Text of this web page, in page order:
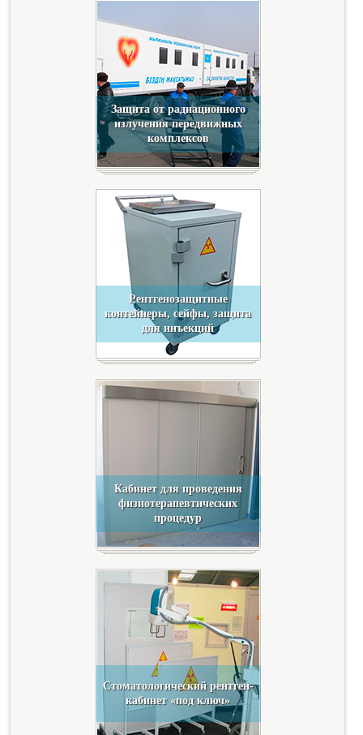
Защита от радиационного
излучения передвижных
комплексов
Рентгенозащитные
контейнеры, сейфы, защита
для инъекций
Кабинет для проведения
физиотерапевтических
процедур
Стоматологический рентген-
кабинет «под ключ»